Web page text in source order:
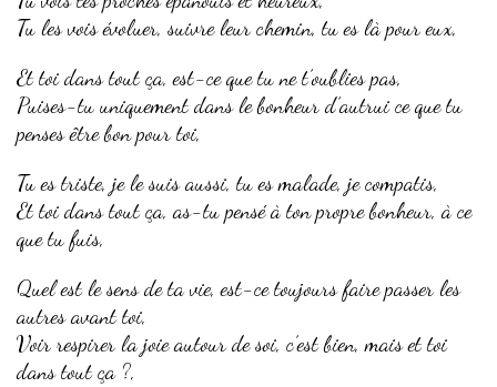
Tu les vois évoluer, suivre leur chemin, tu es là pour eux,
Et toi dans tout ça, est-ce que tu ne t’oublies pas,
Puises-tu uniquement dans le bonheur d’autrui ce que tu
penses être bon pour toi,
Tu es triste, je le suis aussi, tu es malade, je compatis,
Et toi dans tout ça, as-tu pensé à ton propre bonheur, à ce
que tu fuis,
Quel est le sens de ta vie, est-ce toujours faire passer les
autres avant toi,
Voir respirer la joie autour de soi, c’est bien, mais et toi
dans tout ça ?,